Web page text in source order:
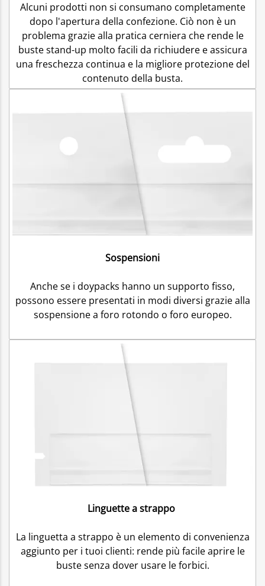
Alcuni prodotti non si consumano completamente
dopo l'apertura della confezione. Ciò non è un
problema grazie alla pratica cerniera che rende le
buste stand-up molto facili da richiudere e assicura
una freschezza continua e la migliore protezione del
contenuto della busta.
Sospensioni
Anche se i doypacks hanno un supporto fisso,
possono essere presentati in modi diversi grazie alla
sospensione a foro rotondo o foro europeo.
Linguette a strappo
La linguetta a strappo è un elemento di convenienza
aggiunto per i tuoi clienti: rende più facile aprire le
buste senza dover usare le forbici.